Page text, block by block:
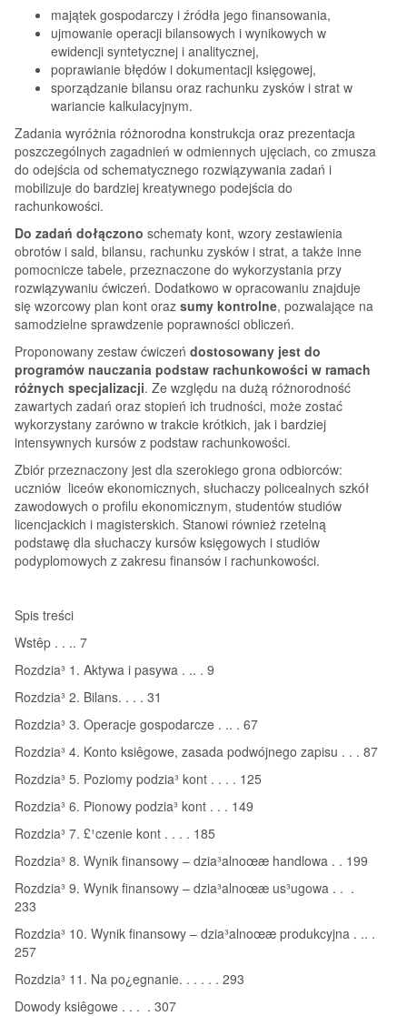
majątek gospodarczy i źródła jego finansowania,
ujmowanie operacji bilansowych i wynikowych w
ewidencji syntetycznej i analitycznej,
poprawianie błędów i dokumentacji księgowej,
sporządzanie bilansu oraz rachunku zysków i strat w
wariancie kalkulacyjnym.
Zadania wyróżnia różnorodna konstrukcja oraz prezentacja
poszczególnych zagadnień w odmiennych ujęciach, co zmusza
do odejścia od schematycznego rozwiązywania zadań i
mobilizuje do bardziej kreatywnego podejścia do
rachunkowości.
Do zadań dołączono schematy kont, wzory zestawienia
obrotów i sald, bilansu, rachunku zysków i strat, a także inne
pomocnicze tabele, przeznaczone do wykorzystania przy
rozwiązywaniu ćwiczeń. Dodatkowo w opracowaniu znajduje
się wzorcowy plan kont oraz sumy kontrolne, pozwalające na
samodzielne sprawdzenie poprawności obliczeń.
Proponowany zestaw ćwiczeń dostosowany jest do
programów nauczania podstaw rachunkowości w ramach
różnych specjalizacji. Ze względu na dużą różnorodność
zawartych zadań oraz stopień ich trudności, może zostać
wykorzystany zarówno w trakcie krótkich, jak i bardziej
intensywnych kursów z podstaw rachunkowości.
Zbiór przeznaczony jest dla szerokiego grona odbiorców:
uczniów liceów ekonomicznych, słuchaczy policealnych szkół
zawodowych o profilu ekonomicznym, studentów studiów
licencjackich i magisterskich. Stanowi również rzetelną
podstawę dla słuchaczy kursów księgowych i studiów
podyplomowych z zakresu finansów i rachunkowości.
Spis treści
Wstêp . . .. 7
Rozdzia³ 1. Aktywa i pasywa . .. . 9
Rozdzia³ 2. Bilans. . . . 31
Rozdzia³ 3. Operacje gospodarcze . .. . 67
Rozdzia³ 4. Konto ksiêgowe, zasada podwójnego zapisu . . . 87
Rozdzia³ 5. Poziomy podzia³ kont . . . . 125
Rozdzia³ 6. Pionowy podzia³ kont . . . 149
Rozdzia³ 7. £¹czenie kont . . . . 185
Rozdzia³ 8. Wynik finansowy – dzia³alnoœæ handlowa . . 199
Rozdzia³ 9. Wynik finansowy – dzia³alnoœæ us³ugowa . . .
233
Rozdzia³ 10. Wynik finansowy – dzia³alnoœæ produkcyjna . .. .
257
Rozdzia³ 11. Na po¿egnanie. . . . . . 293
Dowody ksiêgowe . . . . 307